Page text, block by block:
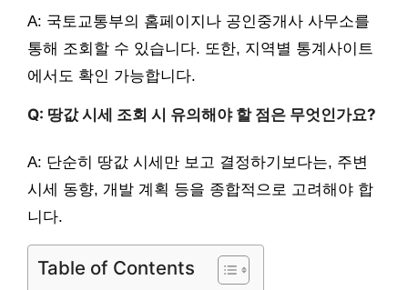
A: 국토교통부의 홈페이지나 공인중개사 사무소를
통해 조회할 수 있습니다. 또한, 지역별 통계사이트
에서도 확인 가능합니다.
Q: 땅값 시세 조회 시 유의해야 할 점은 무엇인가요?
A: 단순히 땅값 시세만 보고 결정하기보다는, 주변
시세 동향, 개발 계획 등을 종합적으로 고려해야 합
니다.
Table of Contents